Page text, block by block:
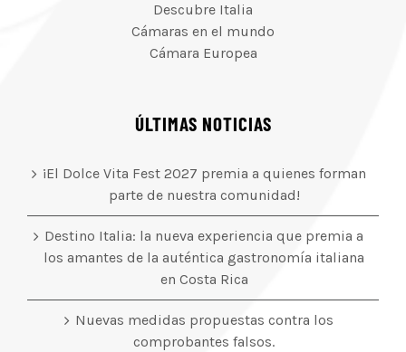
Descubre Italia
Cámaras en el mundo
Cámara Europea
ÚLTIMAS NOTICIAS
¡El Dolce Vita Fest 2027 premia a quienes forman
parte de nuestra comunidad!
Destino Italia: la nueva experiencia que premia a
los amantes de la auténtica gastronomía italiana
en Costa Rica
Nuevas medidas propuestas contra los
comprobantes falsos.